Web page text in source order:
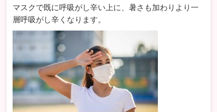
マスクで既に呼吸がし辛い上に、暑さも加わりより一
層呼吸がし辛くなります。